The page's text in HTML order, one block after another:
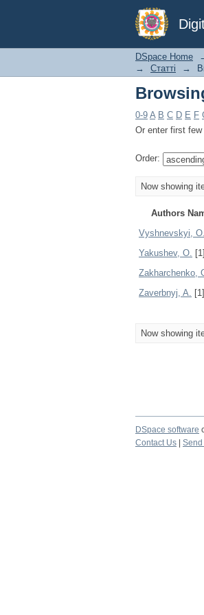
DSpace Home
→
Статті →
0-9 A B C D E F
Or enter first
Order:
Now showing
Authors
Vyshnevskyi, O.
Yakushev, О. [1]
Zakharchenko,
Zaverbnyj, A. [1]
Now showing
DSpace software
Contact Us